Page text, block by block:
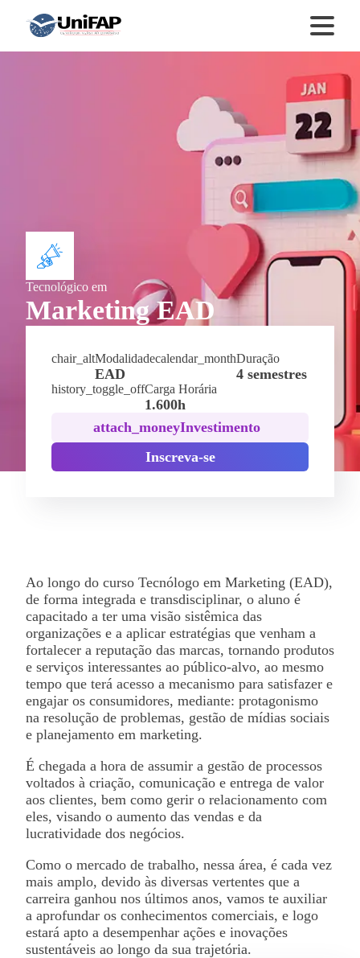
Tecnológico em
Marketing EAD
chair_altModalidade
EAD
calendar_monthDuração
4 semestres
history_toggle_offCarga Horária
1.600h
attach_moneyInvestimento
Inscreva-se
Ao longo do curso Tecnólogo em Marketing (EAD),
de forma integrada e transdisciplinar, o aluno é
capacitado a ter uma visão sistêmica das
organizações e a aplicar estratégias que venham a
fortalecer a reputação das marcas, tornando produtos
e serviços interessantes ao público-alvo, ao mesmo
tempo que terá acesso a mecanismo para satisfazer e
engajar os consumidores, mediante: protagonismo
na resolução de problemas, gestão de mídias sociais
e planejamento em marketing.
É chegada a hora de assumir a gestão de processos
voltados à criação, comunicação e entrega de valor
aos clientes, bem como gerir o relacionamento com
eles, visando o aumento das vendas e da
lucratividade dos negócios.
Como o mercado de trabalho, nessa área, é cada vez
mais amplo, devido às diversas vertentes que a
carreira ganhou nos últimos anos, vamos te auxiliar
a aprofundar os conhecimentos comerciais, e logo
estará apto a desempenhar ações e inovações
sustentáveis ao longo da sua trajetória.